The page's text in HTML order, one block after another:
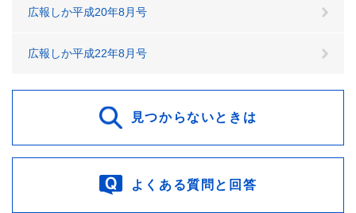
広報しか平成20年8月号
広報しか平成22年8月号
見つからないときは
よくある質問と回答